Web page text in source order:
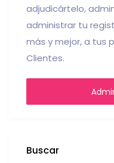
adjudicártelo,
administrar tu
más y mejor, a tus
Clientes.
Buscar